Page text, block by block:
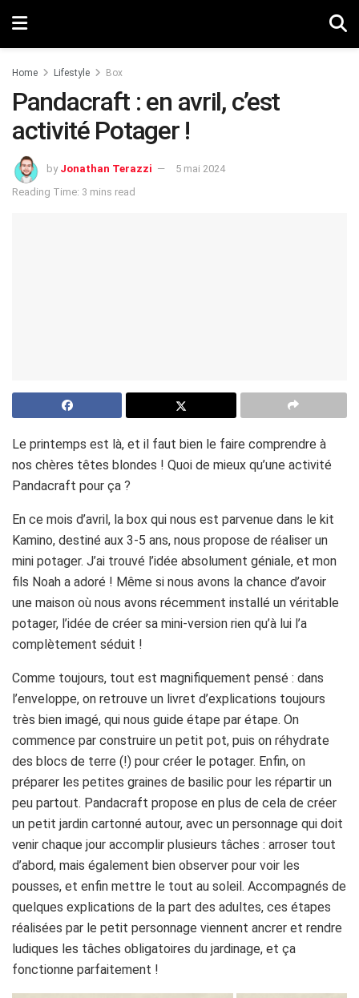
Home Lifestyle Box
Pandacraft : en avril, c’est
activité Potager !
by Jonathan Terazzi
5 mai 2024
Reading Time: 3 mins read
Le printemps est là, et il faut bien le faire comprendre à
nos chères têtes blondes ! Quoi de mieux qu’une activité
Pandacraft pour ça ?
En ce mois d’avril, la box qui nous est parvenue dans le kit
Kamino, destiné aux 3-5 ans, nous propose de réaliser un
mini potager. J’ai trouvé l’idée absolument géniale, et mon
fils Noah a adoré ! Même si nous avons la chance d’avoir
une maison où nous avons récemment installé un véritable
potager, l’idée de créer sa mini-version rien qu’à lui l’a
complètement séduit !
Comme toujours, tout est magnifiquement pensé : dans
l’enveloppe, on retrouve un livret d’explications toujours
très bien imagé, qui nous guide étape par étape. On
commence par construire un petit pot, puis on réhydrate
des blocs de terre (!) pour créer le potager. Enfin, on
préparer les petites graines de basilic pour les répartir un
peu partout. Pandacraft propose en plus de cela de créer
un petit jardin cartonné autour, avec un personnage qui doit
venir chaque jour accomplir plusieurs tâches : arroser tout
d’abord, mais également bien observer pour voir les
pousses, et enfin mettre le tout au soleil. Accompagnés de
quelques explications de la part des adultes, ces étapes
réalisées par le petit personnage viennent ancrer et rendre
ludiques les tâches obligatoires du jardinage, et ça
fonctionne parfaitement !